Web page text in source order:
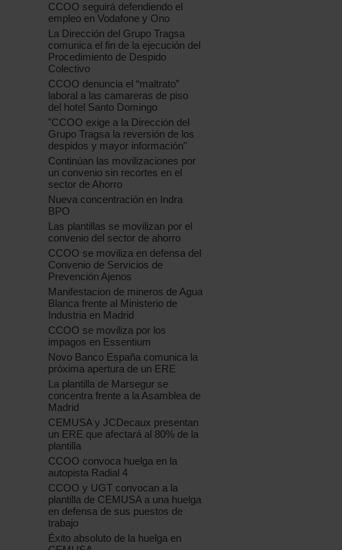
CCOO seguirá defendiendo el
empleo en Vodafone y Ono
La Dirección del Grupo Tragsa
comunica el fin de la ejecución del
Procedimiento de Despido
Colectivo
CCOO denuncia el “maltrato”
laboral a las camareras de piso
del hotel Santo Domingo
"CCOO exige a la Dirección del
Grupo Tragsa la reversión de los
despidos y mayor información"
Continúan las movilizaciones por
un convenio sin recortes en el
sector de Ahorro
Nueva concentración en Indra
BPO
Las plantillas se movilizan por el
convenio del sector de ahorro
CCOO se moviliza en defensa del
Convenio de Servicios de
Prevención Ajenos
Manifestacion de mineros de Agua
Blanca frente al Ministerio de
Industria en Madrid
CCOO se moviliza por los
impagos en Essentium
Novo Banco España comunica la
próxima apertura de un ERE
La plantilla de Marsegur se
concentra frente a la Asamblea de
Madrid
CEMUSA y JCDecaux presentan
un ERE que afectará al 80% de la
plantilla
CCOO convoca huelga en la
autopista Radial 4
CCOO y UGT convocan a la
plantilla de CEMUSA a una huelga
en defensa de sus puestos de
trabajo
Éxito absoluto de la huelga en